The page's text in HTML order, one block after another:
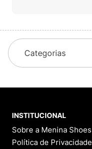
Categorias
INSTITUCIONAL
Sobre a Menina Shoes
Política de Privacidade